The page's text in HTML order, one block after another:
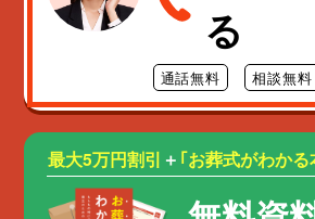
る
通話無料 相談無料
最大5万円割引 ＋ ｢お葬式がわかる